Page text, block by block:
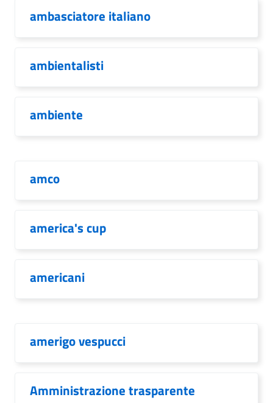
ambasciatore italiano
ambientalisti
ambiente
amco
america's cup
americani
amerigo vespucci
Amministrazione trasparente